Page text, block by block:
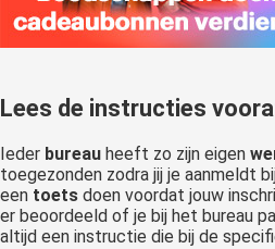
Lees de instructies
Ieder bureau heeft zo zijn eigen
toegezonden zodra jij je aanmeldt
een toets doen voordat jouw
er beoordeeld of je bij het bureau
altijd een instructie die bij de